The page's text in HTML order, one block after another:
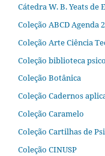
Cátedra W. B. Yeats de
Coleção ABCD Agenda
Coleção Arte Ciência
Coleção biblioteca
Coleção Botânica
Coleção Cadernos
Coleção Caramelo
Coleção Cartilhas de
Coleção CINUSP